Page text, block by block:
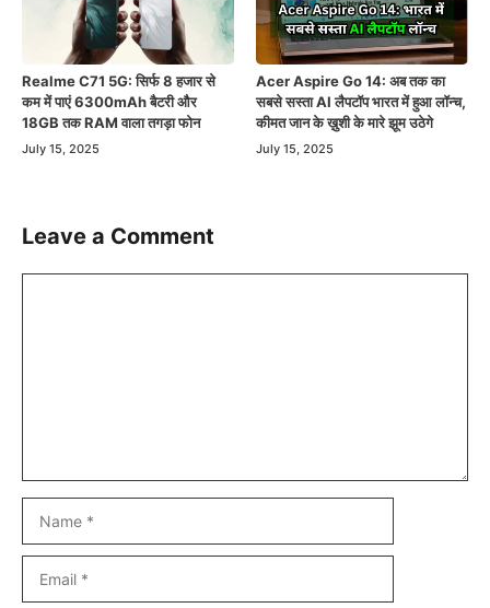
Realme C71 5G: सिर्फ 8 हजार से
कम में पाएं 6300mAh बैटरी और
18GB तक RAM वाला तगड़ा फोन
July 15, 2025
Acer Aspire Go 14: अब तक का
सबसे सस्ता AI लैपटॉप भारत में हुआ लॉन्च,
कीमत जान के ख़ुशी के मारे झूम उठेगे
July 15, 2025
Leave a Comment